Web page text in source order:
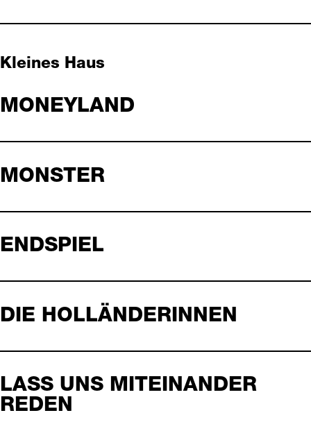
Kleines Haus
MONEYLAND
MONSTER
ENDSPIEL
DIE HOLLÄNDERINNEN
LASS UNS MITEINANDER
REDEN